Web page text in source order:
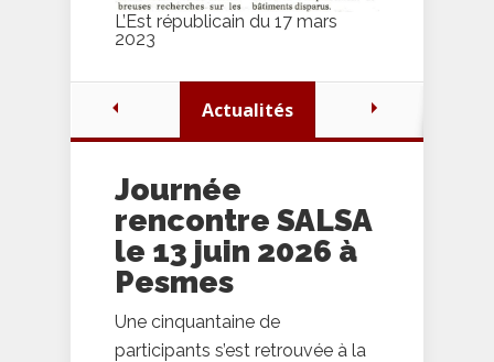
L’Est républicain du 17 mars
2023
Actualités
Journée
rencontre SALSA
le 13 juin 2026 à
Pesmes
Une cinquantaine de
participants s’est retrouvée à la